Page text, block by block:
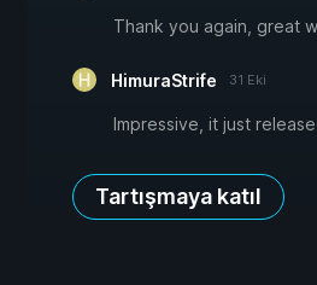
Thank you again, great
HimuraStrife 31 Eki
Impressive, it just
Tartışmaya katıl